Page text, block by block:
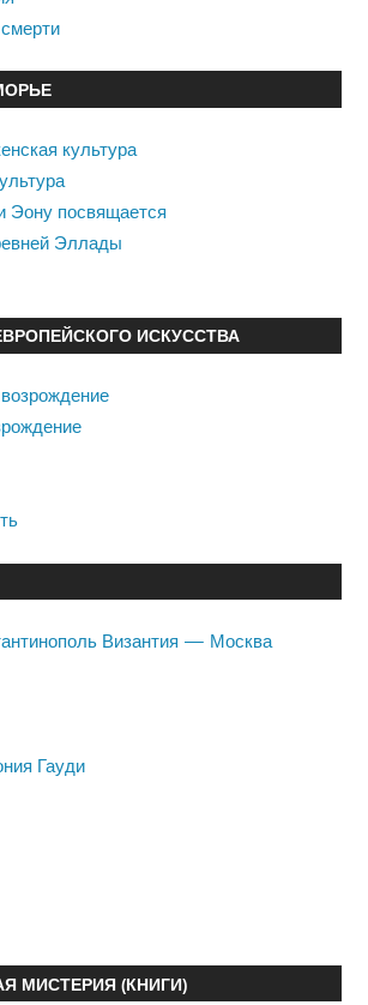
культура
Эону посвящается
Эллады
ИСКУССТВА
Византия — Москва
Гауди
МИСТЕРИЯ (КНИГИ)